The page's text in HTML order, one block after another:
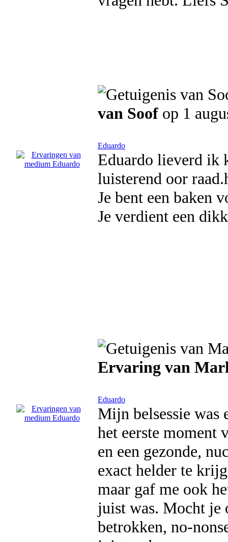
van Soof op 1
Eduardo
Eduardo lieverd ik
luisterend oor
Je bent een baken
Je verdient een
Ervaring van
Eduardo
Mijn belsessie was
het eerste moment
en een gezonde,
exact helder te
maar gaf me ook
juist was. Mocht je
betrokken, no-